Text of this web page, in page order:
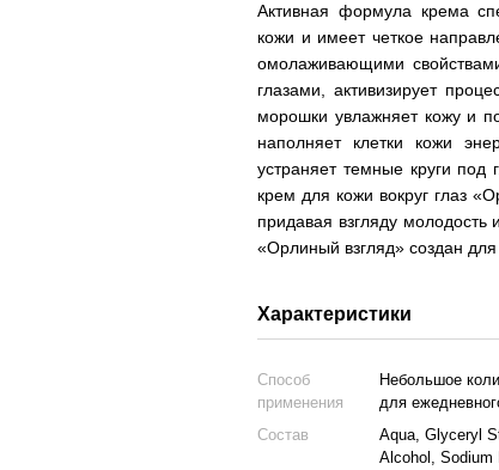
Активная формула крема
кожи и имеет четкое
омолаживающими
глазами, активизирует
морошки увлажняет кожу и
наполняет клетки кожи
устраняет темные круги под
крем для кожи вокруг глаз
придавая взгляду молодость
«Орлиный взгляд» создан
Характеристики
Способ
применения
Небольшое
для
Состав
Aqua, Glyceryl
Alcohol, Sodium